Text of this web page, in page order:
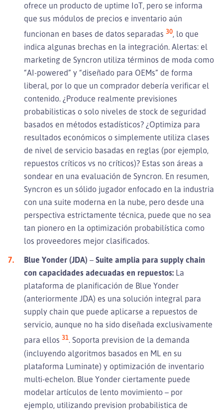
ofrece un producto de uptime IoT, pero se informa
que sus módulos de precios e inventario aún
funcionan en bases de datos separadas 30, lo que
indica algunas brechas en la integración. Alertas: el
marketing de Syncron utiliza términos de moda como
“AI-powered” y “diseñado para OEMs” de forma
liberal, por lo que un comprador debería verificar el
contenido. ¿Produce realmente previsiones
probabilisticas o solo niveles de stock de seguridad
basados en métodos estadísticos? ¿Optimiza para
resultados económicos o simplemente utiliza clases
de nivel de servicio basadas en reglas (por ejemplo,
repuestos críticos vs no críticos)? Estas son áreas a
sondear en una evaluación de Syncron. En resumen,
Syncron es un sólido jugador enfocado en la industria
con una suite moderna en la nube, pero desde una
perspectiva estrictamente técnica, puede que no sea
tan pionero en la optimización probabilística como
los proveedores mejor clasificados.
Blue Yonder (JDA) – Suite amplia para supply chain
con capacidades adecuadas en repuestos: La
plataforma de planificación de Blue Yonder
(anteriormente JDA) es una solución integral para
supply chain que puede aplicarse a repuestos de
servicio, aunque no ha sido diseñada exclusivamente
para ellos 31. Soporta prevision de la demanda
(incluyendo algoritmos basados en ML en su
plataforma Luminate) y optimización de inventario
multi-echelon. Blue Yonder ciertamente puede
modelar artículos de lento movimiento – por
ejemplo, utilizando prevision probabilistica de